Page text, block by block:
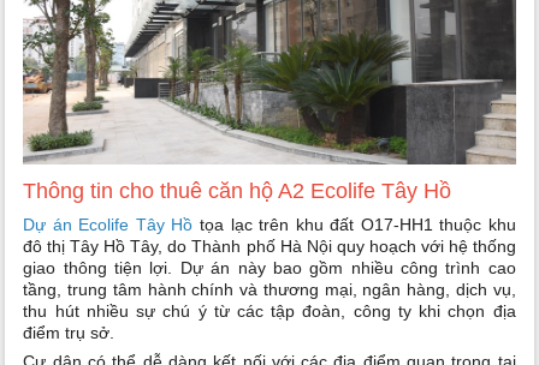
Thông tin cho thuê căn hộ A2 Ecolife Tây Hồ
Dự án Ecolife Tây Hồ tọa lạc trên khu đất O17-HH1 thuộc khu
đô thị Tây Hồ Tây, do Thành phố Hà Nội quy hoạch với hệ thống
giao thông tiện lợi. Dự án này bao gồm nhiều công trình cao
tầng, trung tâm hành chính và thương mại, ngân hàng, dịch vụ,
thu hút nhiều sự chú ý từ các tập đoàn, công ty khi chọn địa
điểm trụ sở.